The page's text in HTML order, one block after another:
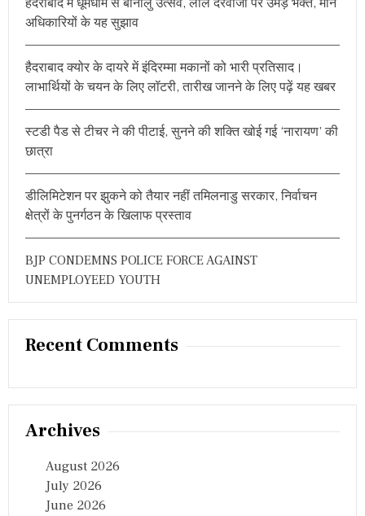
हैदराबाद में धूमधाम से बोनालु उत्सव, लाल दरवाजा पर उमड़े भक्त, मानें
अधिकारियों के यह सुझाव
हैदराबाद क्योर के दायरे में इंदिरम्मा मकानों को भारी प्रतिसाद।
लाभार्थियों के चयन के लिए लॉटरी, तारीख जानने के लिए पढ़ें यह खबर
स्टडी पैड से टीचर ने की पीटाई, सुनने की शक्ति खोई गई ‘नारायण’ की
छात्रा
डीलिमिटेशन पर झुकने को तैयार नहीं तमिलनाडु सरकार, निर्वाचन
क्षेत्रों के पुनर्गठन के खिलाफ प्रस्ताव
BJP CONDEMNS POLICE FORCE AGAINST
UNEMPLOYEED YOUTH
Recent Comments
Archives
August 2026
July 2026
June 2026